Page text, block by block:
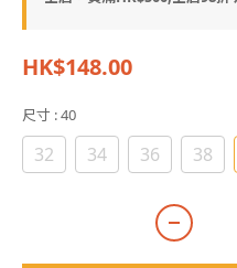
HK$148.00
尺寸 : 40
32 34 36 38